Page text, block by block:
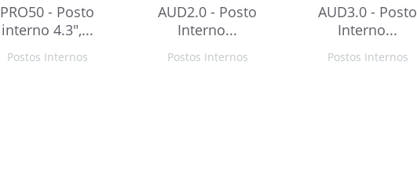
PRO50 - Posto
interno 4.3",...
Postos Internos
AUD2.0 - Posto
Interno...
Postos Internos
AUD3.0 - Posto
Interno...
Postos Internos